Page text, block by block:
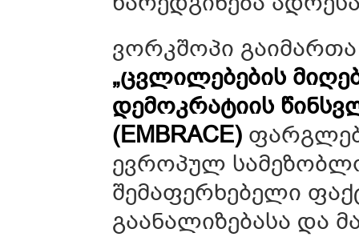
ვორკშოპი
„ცვლილებების
დემოკრატიის
(EMBRACE)
ევროპულ
შემაფერხებელი
გაანალიზებასა და